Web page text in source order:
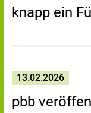
knapp ein
13.02.2026
pbb